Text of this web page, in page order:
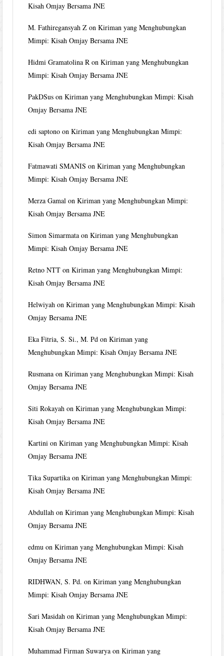
Kisah Omjay Bersama JNE
M. Fathiregansyah Z onKiriman yang Menghubungkan
Mimpi: Kisah Omjay Bersama JNE
Hidmi Gramatolina R onKiriman yang Menghubungkan
Mimpi: Kisah Omjay Bersama JNE
PakDSus onKiriman yang Menghubungkan Mimpi: Kisah
Omjay Bersama JNE
edi saptono onKiriman yang Menghubungkan Mimpi:
Kisah Omjay Bersama JNE
Fatmawati SMANIS onKiriman yang Menghubungkan
Mimpi: Kisah Omjay Bersama JNE
Merza Gamal onKiriman yang Menghubungkan Mimpi:
Kisah Omjay Bersama JNE
Simon Simarmata onKiriman yang Menghubungkan
Mimpi: Kisah Omjay Bersama JNE
Retno NTT onKiriman yang Menghubungkan Mimpi:
Kisah Omjay Bersama JNE
Helwiyah onKiriman yang Menghubungkan Mimpi: Kisah
Omjay Bersama JNE
Eka Fitria, S. Si., M. Pd onKiriman yang
Menghubungkan Mimpi: Kisah Omjay Bersama JNE
Rusmana onKiriman yang Menghubungkan Mimpi: Kisah
Omjay Bersama JNE
Siti Rokayah onKiriman yang Menghubungkan Mimpi:
Kisah Omjay Bersama JNE
Kartini onKiriman yang Menghubungkan Mimpi: Kisah
Omjay Bersama JNE
Tika Supartika onKiriman yang Menghubungkan Mimpi:
Kisah Omjay Bersama JNE
Abdullah onKiriman yang Menghubungkan Mimpi: Kisah
Omjay Bersama JNE
edmu onKiriman yang Menghubungkan Mimpi: Kisah
Omjay Bersama JNE
RIDHWAN, S. Pd. onKiriman yang Menghubungkan
Mimpi: Kisah Omjay Bersama JNE
Sari Masidah onKiriman yang Menghubungkan Mimpi:
Kisah Omjay Bersama JNE
Muhammad Firman Suwarya onKiriman yang